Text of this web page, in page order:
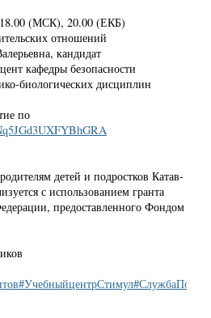
18.00 (МСК), 20.00 (ЕКБ)
отношений
кандидат
кафедры безопасности
биологических дисциплин
по
детей и подростков Катав-
с использованием гранта
предоставленного Фондом
#УчебныйцентрСтимул